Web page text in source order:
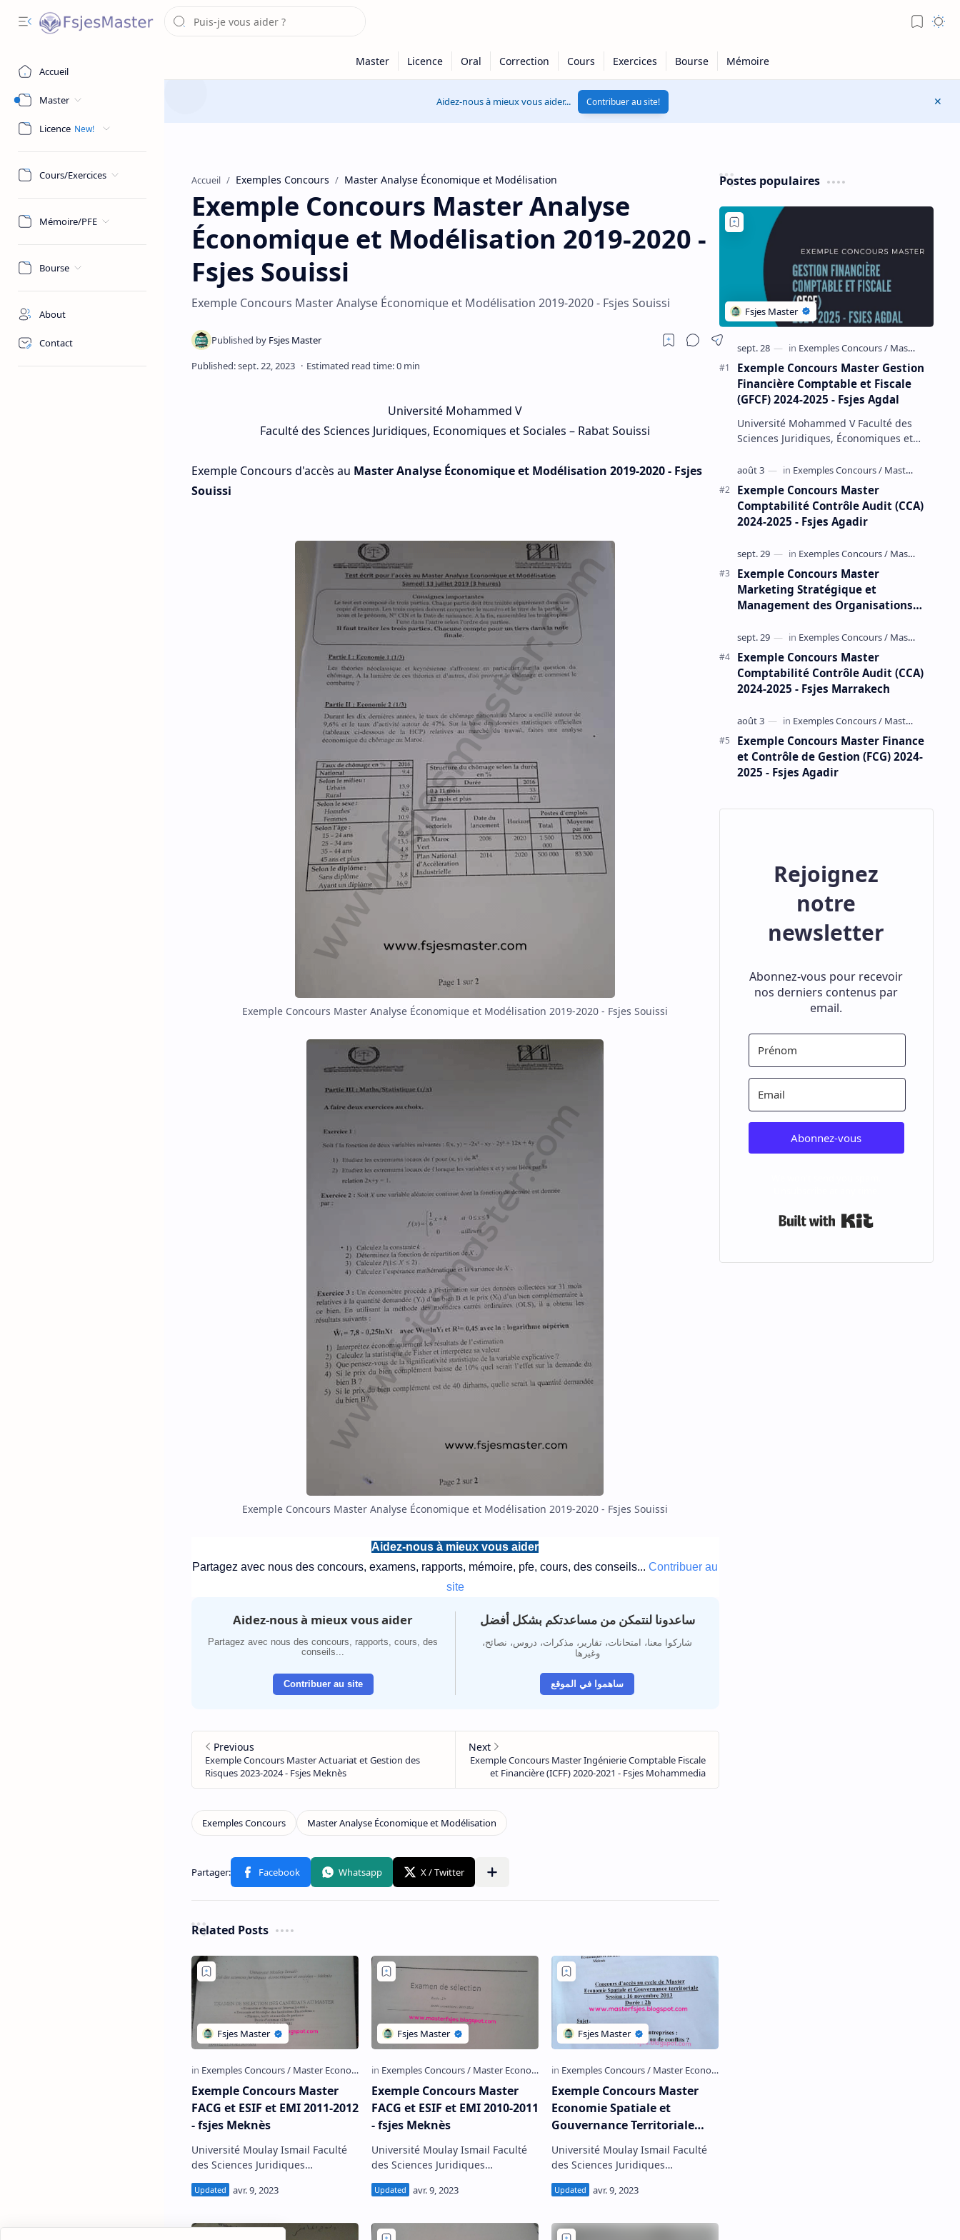
Accueil
Master
Licence
Cours/Exercices
Mémoire/PFE
Bourse
About
Contact
Aidez-nous à mieux vous aider... Contribuer au site!
Accueil Exemples Concours Master Analyse Économique et Modélisation
Exemple Concours Master Analyse
Économique et Modélisation 2019-2020 -
Fsjes Souissi
Exemple Concours Master Analyse Économique et Modélisation 2019-2020 - Fsjes Souissi
Université Mohammed V
Faculté des Sciences Juridiques, Economiques et Sociales – Rabat Souissi
Exemple Concours d'accès au Master Analyse Économique et Modélisation 2019-2020 - Fsjes
Souissi
Exemple Concours Master Analyse Économique et Modélisation 2019-2020 - Fsjes Souissi
Exemple Concours Master Analyse Économique et Modélisation 2019-2020 - Fsjes Souissi
Aidez-nous à mieux vous aider
Partagez avec nous des concours, examens, rapports, mémoire, pfe, cours, des conseils... Contribuer au
site
Aidez-nous à mieux vous aider
Partagez avec nous des concours, rapports, cours, des
conseils...
Contribuer au site
ساعدونا لنتمكن من مساعدتكم بشكل أفضل
شاركوا معنا، امتحانات، تقارير، مذكرات، دروس، نصائح،
وغيرها
ساهموا في الموقع
Related Posts
Exemple Concours Master
FACG et ESIF et EMI 2011-2012
- fsjes Meknès
Université Moulay Ismail Faculté
des Sciences Juridiques
Economiques et Sociales de
Meknès Exemple de Concours
Exemple Concours Master
FACG et ESIF et EMI 2010-2011
- fsjes Meknès
Université Moulay Ismail Faculté
des Sciences Juridiques
Economiques et Sociales de
Meknès Exemple de Concours
Exemple Concours Master
Economie Spatiale et
Gouvernance Territoriale
2013 - fsjes Meknès
Université Moulay Ismail Faculté
des Sciences Juridiques
Economiques et Sociales de
Meknès Exemple de Concours
Postes populaires
Exemple Concours Master Gestion
Financière Comptable et Fiscale
(GFCF) 2024-2025 - Fsjes Agdal
Université Mohammed V Faculté des
Sciences Juridiques, Économiques et
d'accès au Master Gestion Financière
Comp…
Exemple Concours Master
Comptabilité Contrôle Audit (CCA)
2024-2025 - Fsjes Agadir
Exemple Concours Master
Marketing Stratégique et
Management des Organisations
Exemple Concours Master
Comptabilité Contrôle Audit (CCA)
2024-2025 - Fsjes Marrakech
Exemple Concours Master Finance
et Contrôle de Gestion (FCG) 2024-
2025 - Fsjes Agadir
Rejoignez
notre
newsletter
Abonnez-vous pour recevoir
nos derniers contenus par
email.
Abonnez-vous